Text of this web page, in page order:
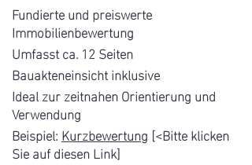
Fundierte und preiswerte
Immobilienbewertung
Umfasst ca. 12 Seiten
Bauakteneinsicht inklusive
Ideal zur zeitnahen Orientierung und
Verwendung
Beispiel:Kurzbewertung [<Bitte klicken
Sie auf diesen Link]